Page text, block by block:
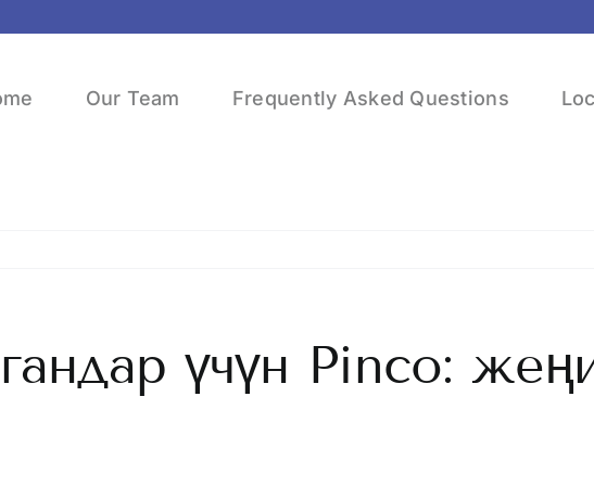
Our Team Frequently Asked Questions
үчүн Pinco: